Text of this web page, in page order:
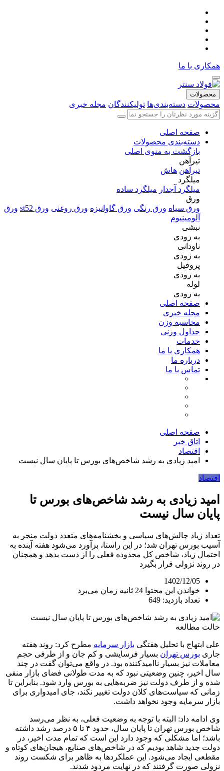
همکاری با ما
محصولات
محصولات دسته‌بندی‌ها تولیکنندگان مجله خبری
صفحه اصلی
دسته‌بندی محصولات
بازگشت به منوی اصلی
تیرآهن
تیرآهن هاش
میلگرد
میلگرد آجدار میلگرد ساده
ورق
ورق سیاه ورق رنگی ورق گاوانیزه ورق روغنی ورق st52
ورق
آلومینیوم
نبشی
به زودی
ناودانی
به زودی
پروفیل
به زودی
لوله
به زودی
صفحه اصلی
مجله خبری
محاسبه وزن
جداول وزنی
خدمات
همکاری با ما
درباره ما
تماس با ما
صفحه اصلی
اتاق خبر
اقتصاد
امید زیادی به رشد شاخص‌های بورس تا پایان سال نیست
اقتصاد
امید زیادی به رشد شاخص‌های بورس تا
پایان سال نیست
تعداد زیاد چالش‌های سیاسی و بخشنامه‌های متعدد دولت منجر به
آسیب بورس تهران شد؛ در این راستا، برآورد می‌شود هفته آینده به
احتمال زیاد، شاخص کل محدوده فعلی را از دست بدهد و همچنان
در روند نزولی قرار بگیرد
1402/12/05
خواندن این محتوا 24 ثانیه زمان می‌برد
تعداد بازدید: 649
حالت مطالعه
علی ابتهاج با تحلیل هفتگی بازار سرمایه مطرح کرد: روند هفته
جاری بورس تهران بسیار فرسایشی و کم جان و از طرفی حجم
معاملات نیز بسیار ناامیدکننده بود. در واقع می‌توان گفت در چند
سال اخیر، چنین وضعیتی نبود که به مدت طولانی فضای بازار منفی
شده و از طرف دولت نیز ضربه‌هایی به بورس وارد ‌شود. بنابراین تا
زمانی که سیاست‌های کلان دولت تغییر نکند، جای امیدواری برای
بازار سرمایه وجود نخواهد داشت.
وی ادامه داد: البته با توجه به وضعیت فعلی، به نظر می‌رسد
شاخص بورس تهران تا پایان سال، حدود ۴ تا ۵ درصد رشد داشته
باشد؛ اما مشکلی که وجود دارد این است که تمام مدت اخیر، در
دولت جدید شاهد بودیم که در شاخص‌های صنایع، هیجان‌های کوتاه و
مقطعی ایجاد می‌شود. این عملکردها به ظاهر برای شکست روند
نزولی صورت گرفتند که در نهایت مردود شدند.